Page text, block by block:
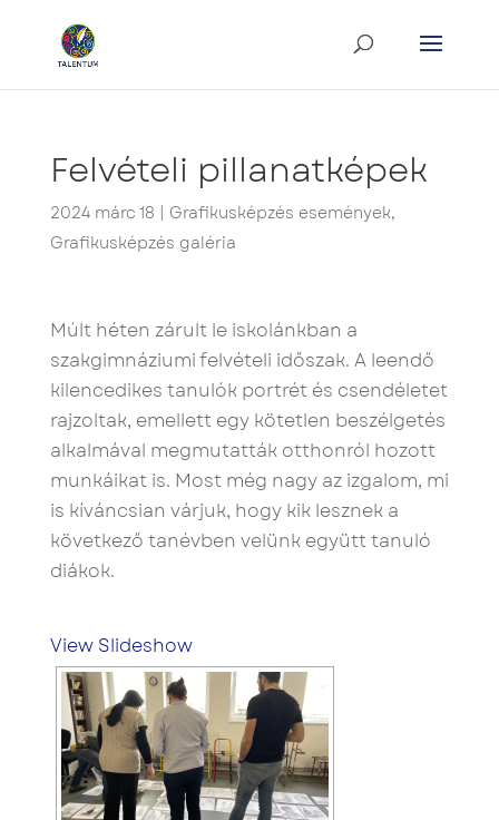
Felvételi pillanatképek
2024 márc 18 Grafikusképzés események,
Grafikusképzés galéria
Múlt héten zárult le iskolánkban a
szakgimnáziumi felvételi időszak. A leendő
kilencedikes tanulók portrét és csendéletet
rajzoltak, emellett egy kötetlen beszélgetés
alkalmával megmutatták otthonról hozott
munkáikat is. Most még nagy az izgalom, mi
is kíváncsian várjuk, hogy kik lesznek a
következő tanévben velünk együtt tanuló
diákok.
View Slideshow